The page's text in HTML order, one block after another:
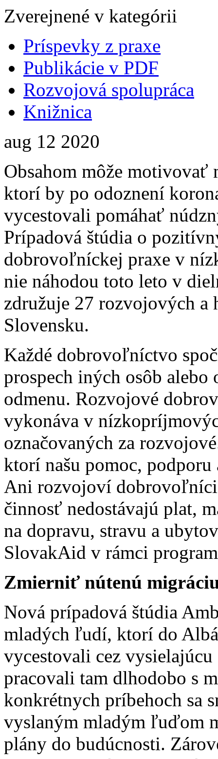
Zverejnené v kategórii
Príspevky z praxe
Publikácie v PDF
Rozvojová spolupráca
Knižnica
aug 12 2020
Obsahom môže motivovať
ktorí by po odoznení
vycestovali pomáhať
Prípadová štúdia o
dobrovoľníckej praxe v
nie náhodou toto leto v
združuje 27 rozvojových a
Slovensku.
Každé dobrovoľníctvo
prospech iných osôb alebo
odmenu. Rozvojové
vykonáva v
označovaných za
ktorí našu pomoc,
Ani rozvojoví
činnosť nedostávajú plat,
na dopravu, stravu a
SlovakAid v rámci
Zmierniť nútenú
Nová prípadová štúdia
mladých ľudí, ktorí do
vycestovali cez
pracovali tam dlhodobo s
konkrétnych príbehoch sa
vyslaným mladým ľuďom
plány do budúcnosti.